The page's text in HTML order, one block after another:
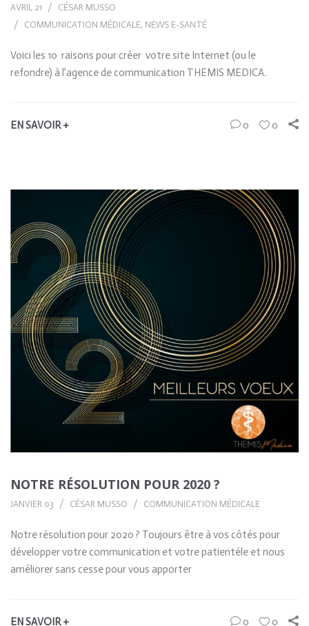
AVRIL 21
CÉSAR MUSSO
COMMUNICATION MÉDICALE, NEWS E-SANTÉ
Voici les 10 raisons pour créer votre site Internet (ou le
refondre) à l’agence de communication THEMIS MEDICA.
EN SAVOIR + 0 0
NOTRE RÉSOLUTION POUR 2020 ?
JANVIER 03 CÉSAR MUSSO COMMUNICATION MÉDICALE
Notre résolution pour 2020 ? Toujours être à vos côtés pour
développer votre communication et votre patientéle et nous
améliorer sans cesse pour vous apporter
EN SAVOIR + 0 0